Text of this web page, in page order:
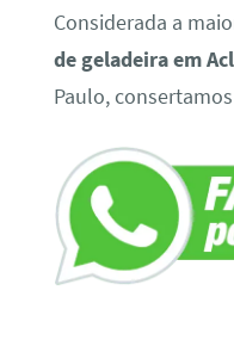
Considerada a
de geladeira em
Paulo,